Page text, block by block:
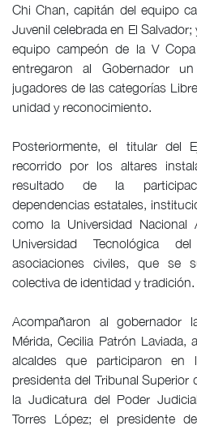
Chi Chan, capitán del equipo
Juvenil celebrada en El
equipo campeón de la V
entregaron al Gobernador
jugadores de las categorías
unidad y reconocimiento.
Posteriormente, el titular del
recorrido por los altares
resultado de la
dependencias estatales,
como la Universidad
Universidad Tecnológica
asociaciones civiles, que se
colectiva de identidad y tradición.
Acompañaron al gobernador
Mérida, Cecilia Patrón Laviada,
alcaldes que participaron en
presidenta del Tribunal
la Judicatura del Poder
Torres López; el presidente